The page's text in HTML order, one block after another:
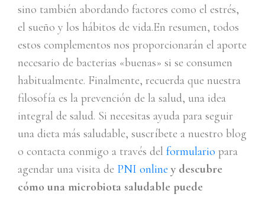
sino también abordando factores como el estrés,
el sueño y los hábitos de vida.En resumen, todos
estos complementos nos proporcionarán el aporte
necesario de bacterias «buenas» si se consumen
habitualmente. Finalmente, recuerda que nuestra
filosofía es la prevención de la salud, una idea
integral de salud. Si necesitas ayuda para seguir
una dieta más saludable, suscríbete a nuestro blog
o contacta conmigo a través del formulario para
agendar una visita de PNI online y descubre
cómo una microbiota saludable puede